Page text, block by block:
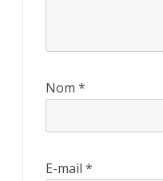
Nom *
E-mail *